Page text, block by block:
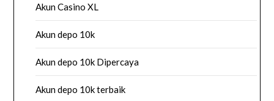
Akun Casino XL
Akun depo 10k
Akun depo 10k Dipercaya
Akun depo 10k terbaik